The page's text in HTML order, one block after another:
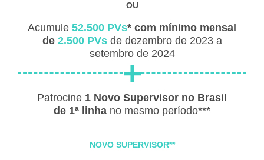
OU
Acumule 52.500 PVs* com mínimo mensal
de 2.500 PVsde dezembro de 2023 a
setembro de 2024
+
Patrocine 1 Novo Supervisor no Brasil
de 1ª linha no mesmo período***
NOVO SUPERVISOR**